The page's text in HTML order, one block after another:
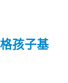
孩子基